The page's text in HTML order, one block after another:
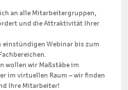
an alle Mitarbeitergruppen,
und die Attraktivität Ihrer
Webinar bis zum
wollen wir Maßstäbe im
im virtuellen Raum – wir finden
Ihre Mitarbeiter!